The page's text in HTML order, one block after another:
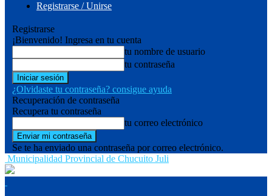
Registrarse / Unirse
Registrarse
¡Bienvenido! Ingresa en tu cuenta
tu nombre de usuario
tu contraseña
¿Olvidaste tu contraseña? consigue ayuda
Recuperación de contraseña
Recupera tu contraseña
tu correo electrónico
Se te ha enviado una contraseña por correo electrónico.
Municipalidad Provincial de Chucuito Juli